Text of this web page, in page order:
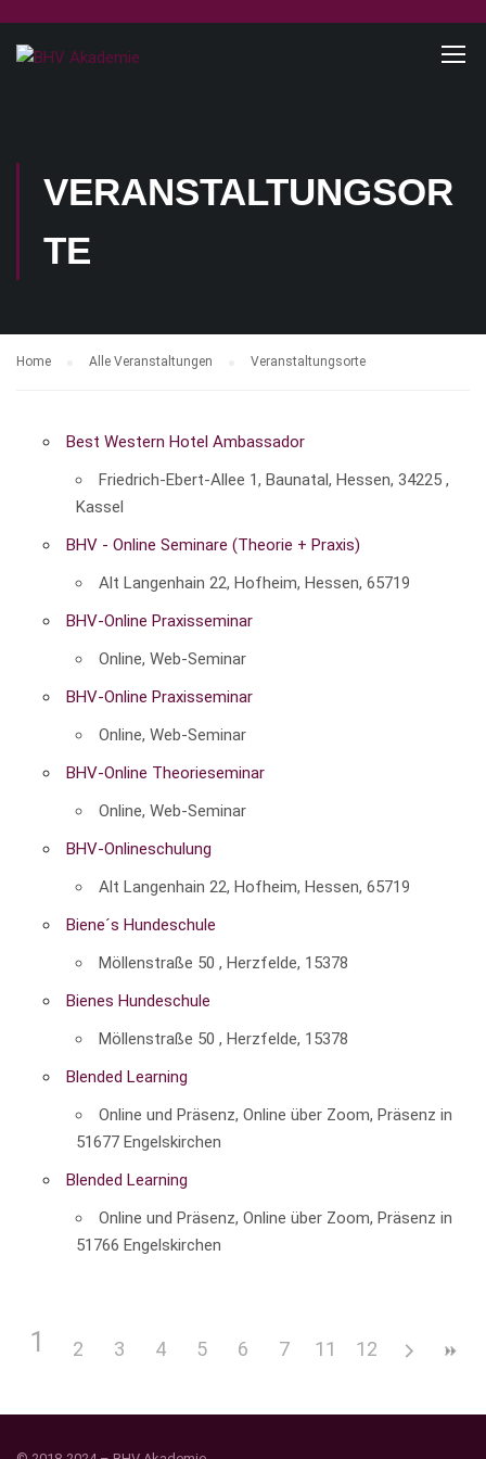
VERANSTALTUNGSOR
TE
Home Alle Veranstaltungen Veranstaltungsorte
Best Western Hotel Ambassador
Friedrich-Ebert-Allee 1, Baunatal, Hessen, 34225 ,
Kassel
BHV - Online Seminare (Theorie + Praxis)
Alt Langenhain 22, Hofheim, Hessen, 65719
BHV-Online Praxisseminar
Online, Web-Seminar
BHV-Online Praxisseminar
Online, Web-Seminar
BHV-Online Theorieseminar
Online, Web-Seminar
BHV-Onlineschulung
Alt Langenhain 22, Hofheim, Hessen, 65719
Biene´s Hundeschule
Möllenstraße 50 , Herzfelde, 15378
Bienes Hundeschule
Möllenstraße 50 , Herzfelde, 15378
Blended Learning
Online und Präsenz, Online über Zoom, Präsenz in
51677 Engelskirchen
Blended Learning
Online und Präsenz, Online über Zoom, Präsenz in
51766 Engelskirchen
1 2 3 4 5 6 7 8 9 10
11 12